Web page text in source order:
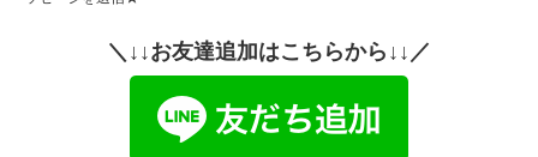
＼↓↓お友達追加はこちらから↓↓／